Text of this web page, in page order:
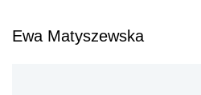
Ewa Matyszewska